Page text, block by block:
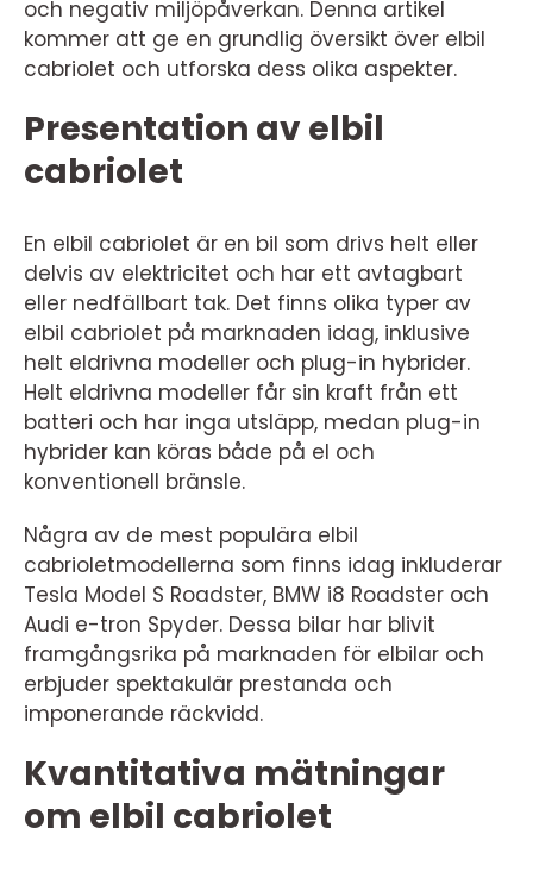
och negativ miljöpåverkan. Denna artikel
kommer att ge en grundlig översikt över elbil
cabriolet och utforska dess olika aspekter.
Presentation av elbil
cabriolet
En elbil cabriolet är en bil som drivs helt eller
delvis av elektricitet och har ett avtagbart
eller nedfällbart tak. Det finns olika typer av
elbil cabriolet på marknaden idag, inklusive
helt eldrivna modeller och plug-in hybrider.
Helt eldrivna modeller får sin kraft från ett
batteri och har inga utsläpp, medan plug-in
hybrider kan köras både på el och
konventionell bränsle.
Några av de mest populära elbil
cabrioletmodellerna som finns idag inkluderar
Tesla Model S Roadster, BMW i8 Roadster och
Audi e-tron Spyder. Dessa bilar har blivit
framgångsrika på marknaden för elbilar och
erbjuder spektakulär prestanda och
imponerande räckvidd.
Kvantitativa mätningar
om elbil cabriolet